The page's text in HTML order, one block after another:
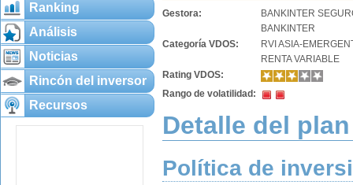
Ranking
Análisis
Noticias
Rincón del inversor
Recursos
Gestora:
BANKINTER
BANKINTER
Categoría VDOS:
RVI ASIA-
RENTA VARIABLE
Rating VDOS:
Rango de volatilidad:
Detalle del plan
Política de